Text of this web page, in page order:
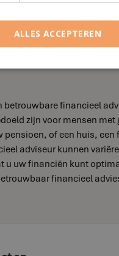
financieel
zijn voor mensen
of een huis,
adviseur kunnen
uw financiën kunt
financieel
ALLES ACCEPTEREN